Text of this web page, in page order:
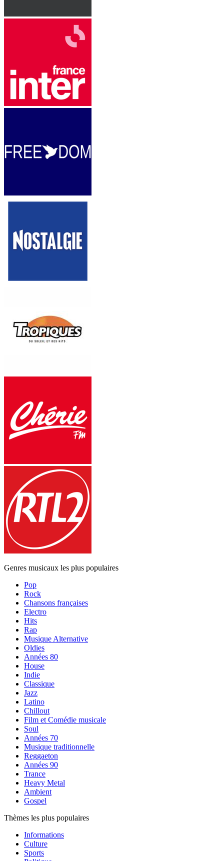
Genres musicaux les plus populaires
Pop
Rock
Chansons françaises
Electro
Hits
Rap
Musique Alternative
Oldies
Années 80
House
Indie
Classique
Jazz
Latino
Chillout
Film et Comédie musicale
Soul
Années 70
Musique traditionnelle
Reggaeton
Années 90
Trance
Heavy Metal
Ambient
Gospel
Thèmes les plus populaires
Informations
Culture
Sports